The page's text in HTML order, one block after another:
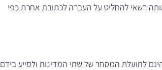
איסק, בשד' פל-ים ,5 חיפה. וועד העמותה רשאי להחליט על העברה לכתובת אחרת כפי
לתועלת המסחר של שתי המדינות ולסייע בידם